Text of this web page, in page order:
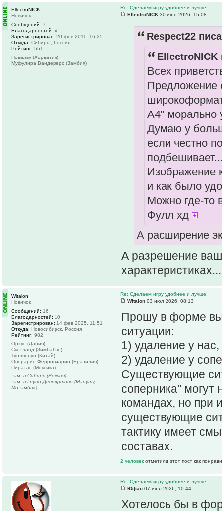
Re: Сделаем игру удобнее и лучше!
EllectroNICK 30 июн 2026, 15:08
Respect22
EllectroNICK
Всех
Предложение
А4" морально
Думаю у
если честно
Изображение
и как было
Можно где-то
Фулл хд
А расширение
А разрешение
характеристиках...
EllectroNICK
Новичок
Сообщений: 7
Благодарностей: 4
Зарегистрирован: 20 фев 2011, 16:25
Откуда: Сибирь!, Россия
Рейтинг: 551
Новалья (Хорватия)
Муфулира Вандерерс (Замбия)
Re: Сделаем игру удобнее и лучше!
Witalon 03 июл 2026, 08:13
Прошу в форме
ситуации:
1) удаление у
2) удаление у
Существующие
соперника" могут
командах, но при
существующие
тактику имеет
составах.
2 человек отметили этот пост как
Witalon
Новичок
Сообщений: 16
Благодарностей: 10
Зарегистрирован: 14 фев 2025, 11:51
Откуда: Новосибирск, Россия
Рейтинг: 982
Орхус (Дания)
Скотланд (Зимбабве)
Тунлянлун (Китай)
Операрио Ферровиарио (Бразилия)
Пиратас (Мексика)
зам. в Сибирь (Россия)
зам. в Групо Деспортиво (Мапуту,
Мозамбик)
Re: Сделаем игру удобнее и лучше!
Юфан 07 июл 2026, 10:44
Хотелось бы в